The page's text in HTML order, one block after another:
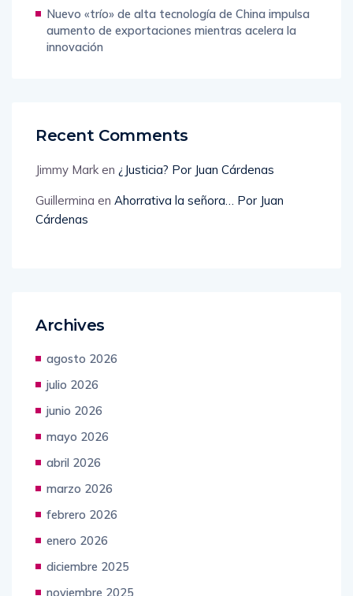
Nuevo «trío» de alta tecnología de China impulsa
aumento de exportaciones mientras acelera la
innovación
Recent Comments
Jimmy Mark en ¿Justicia? Por Juan Cárdenas
Guillermina en Ahorrativa la señora… Por Juan
Cárdenas
Archives
agosto 2026
julio 2026
junio 2026
mayo 2026
abril 2026
marzo 2026
febrero 2026
enero 2026
diciembre 2025
noviembre 2025